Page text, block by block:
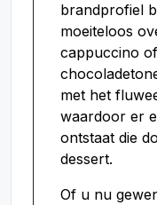
brandprofiel
moeiteloos
cappuccino
met het
waardoor er
ontstaat die
dessert.
Of u nu